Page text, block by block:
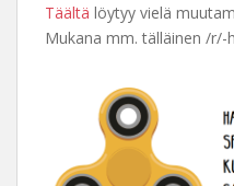
Täältä löytyy vielä
Mukana mm. tälläinen /r/-